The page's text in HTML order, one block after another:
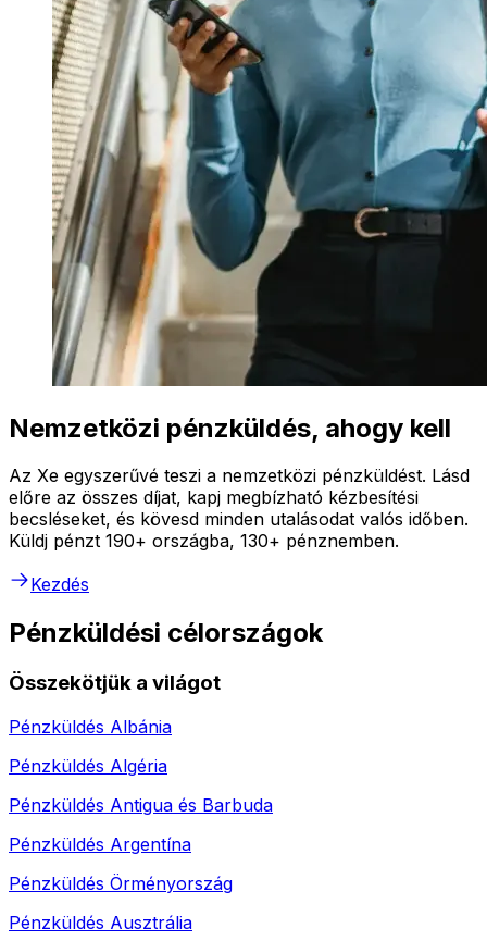
Nemzetközi pénzküldés, ahogy kell
Az Xe egyszerűvé teszi a nemzetközi pénzküldést. Lásd
előre az összes díjat, kapj megbízható kézbesítési
becsléseket, és kövesd minden utalásodat valós időben.
Küldj pénzt 190+ országba, 130+ pénznemben.
Kezdés
Pénzküldési célországok
Összekötjük a világot
Pénzküldés Albánia
Pénzküldés Algéria
Pénzküldés Antigua és Barbuda
Pénzküldés Argentína
Pénzküldés Örményország
Pénzküldés Ausztrália